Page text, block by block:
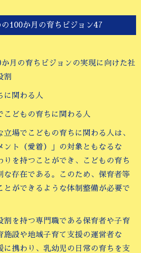
100か月の育ちビジョン47
月の育ちビジョンの実現に向けた社
割
に関わる人
こどもの育ちに関わる人
場でこどもの育ちに関わる人は、
ント（愛着）」の対象ともなるな
りを持つことができ、こどもの育ち
な存在である。このため、保育者等
とができるような体制整備が必要で
を持つ専門職である保育者や子育
施設や地域子育て支援の運営者な
に携わり、乳幼児の日常の育ちを支